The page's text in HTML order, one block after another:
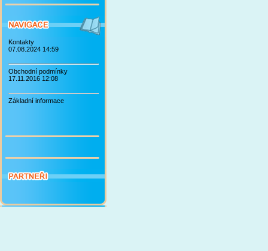
Kontakty
07.08.2024 14:59
Obchodní podmínky
17.11.2016 12:08
Základní informace